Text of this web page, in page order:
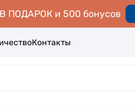
ПОДАРОК и 500 бонусов
Контакты